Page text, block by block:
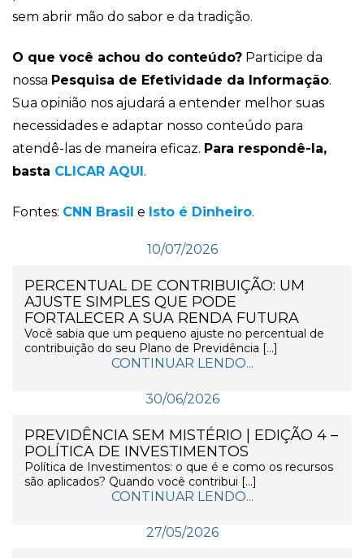
sem abrir mão do sabor e da tradição.
O que você achou do conteúdo? Participe da
nossa Pesquisa de Efetividade da Informação.
Sua opinião nos ajudará a entender melhor suas
necessidades e adaptar nosso conteúdo para
atendê-las de maneira eficaz. Para respondê-la,
basta CLICAR AQUI.
Fontes: CNN Brasil e Isto é Dinheiro.
10/07/2026
PERCENTUAL DE CONTRIBUIÇÃO: UM
AJUSTE SIMPLES QUE PODE
FORTALECER A SUA RENDA FUTURA
Você sabia que um pequeno ajuste no percentual de
contribuição do seu Plano de Previdência […]
CONTINUAR LENDO...
30/06/2026
PREVIDÊNCIA SEM MISTÉRIO | EDIÇÃO 4 –
POLÍTICA DE INVESTIMENTOS
Política de Investimentos: o que é e como os recursos
são aplicados? Quando você contribui […]
CONTINUAR LENDO...
27/05/2026